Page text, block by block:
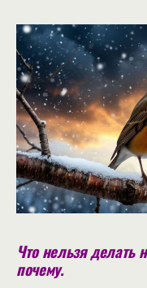
Что нельзя делать
почему.